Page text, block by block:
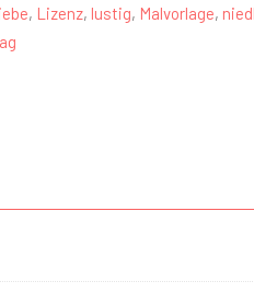
, Lizenz, lustig, Malvorlage,